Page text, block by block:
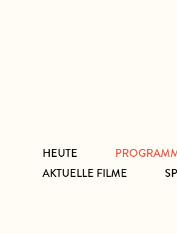
HEUTE
AKTUELLE FILME